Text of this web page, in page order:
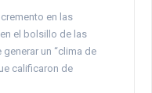
en las
el bolsillo de las
un “clima de
calificaron de